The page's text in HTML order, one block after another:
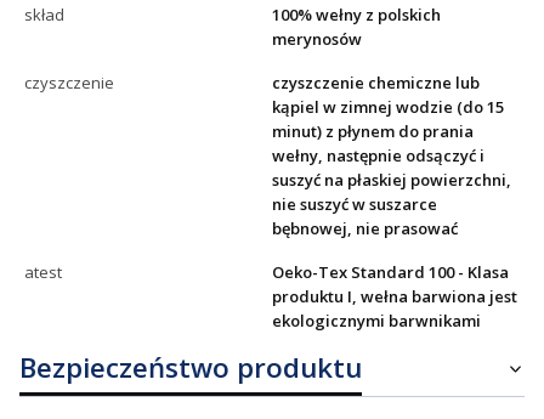
skład
100% wełny z polskich
merynosów
czyszczenie
czyszczenie chemiczne lub
kąpiel w zimnej wodzie (do 15
minut) z płynem do prania
wełny, następnie odsączyć i
suszyć na płaskiej powierzchni,
nie suszyć w suszarce
bębnowej, nie prasować
atest
Oeko-Tex Standard 100 - Klasa
produktu I, wełna barwiona jest
ekologicznymi barwnikami
Bezpieczeństwo produktu